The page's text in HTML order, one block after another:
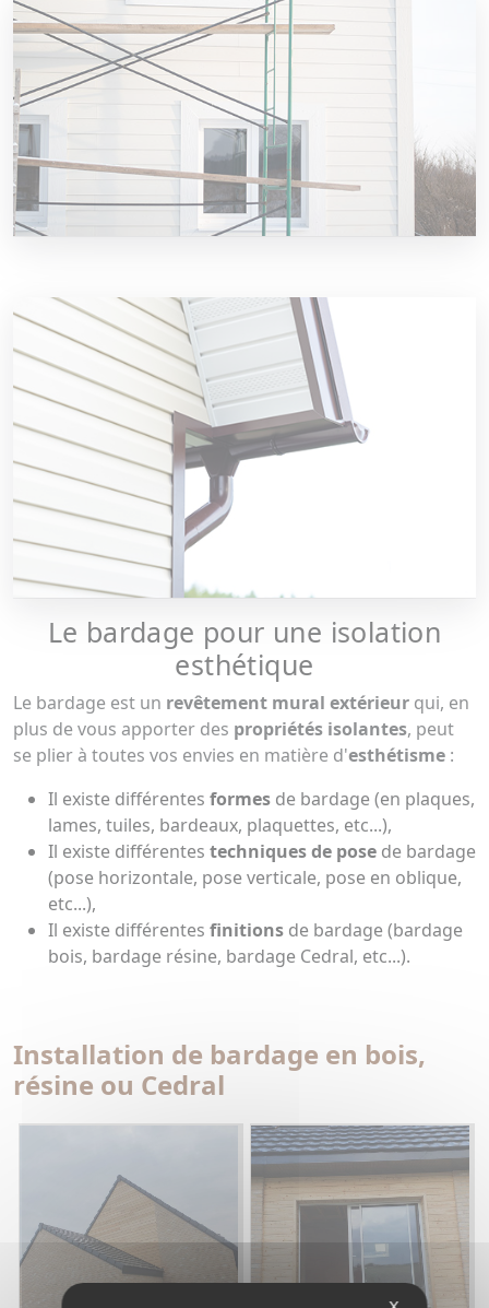
Le bardage pour une isolation
esthétique
Le bardage est un revêtement mural extérieur qui, en
plus de vous apporter des propriétés isolantes, peut
se plier à toutes vos envies en matière d'esthétisme :
Il existe différentes formes de bardage (en plaques,
lames, tuiles, bardeaux, plaquettes, etc...),
Il existe différentes techniques de pose de bardage
(pose horizontale, pose verticale, pose en oblique,
etc...),
Il existe différentes finitions de bardage (bardage
bois, bardage résine, bardage Cedral, etc...).
Installation de bardage en bois,
résine ou Cedral